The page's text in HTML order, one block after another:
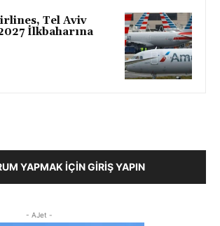
Tel Aviv
İlkbaharına
YAPMAK İÇIN GIRIŞ YAPIN
- AJet -